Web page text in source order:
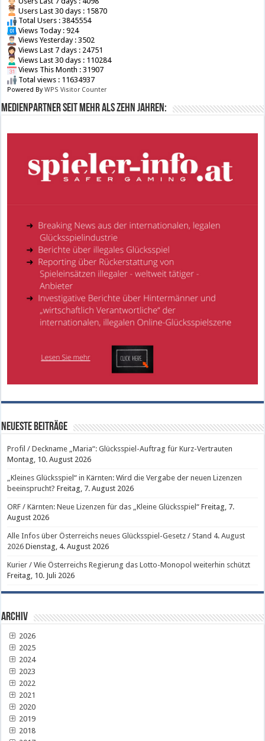
Users Last 30 days : 15870
Total Users : 3845554
Views Today : 924
Views Yesterday : 3502
Views Last 7 days : 24751
Views Last 30 days : 110284
Views This Month : 31907
Total views : 11634937
Powered ByWPS Visitor Counter
Medienpartner seit mehr als zehn Jahren:
Neueste Beiträge
Profil / Deckname „Maria“: Glücksspiel-Auftrag für Kurz-Vertrauten
Montag, 10. August 2026
„Kleines Glücksspiel“ in Kärnten: Wird die Vergabe der neuen Lizenzen
beeinsprucht? Freitag, 7. August 2026
ORF / Kärnten: Neue Lizenzen für das „Kleine Glücksspiel“ Freitag, 7.
August 2026
Alle Infos über Österreichs neues Glücksspiel-Gesetz / Stand 4. August
2026 Dienstag, 4. August 2026
Kurier / Wie Österreichs Regierung das Lotto-Monopol weiterhin schützt
Freitag, 10. Juli 2026
Archiv
2026
2025
2024
2023
2022
2021
2020
2019
2018